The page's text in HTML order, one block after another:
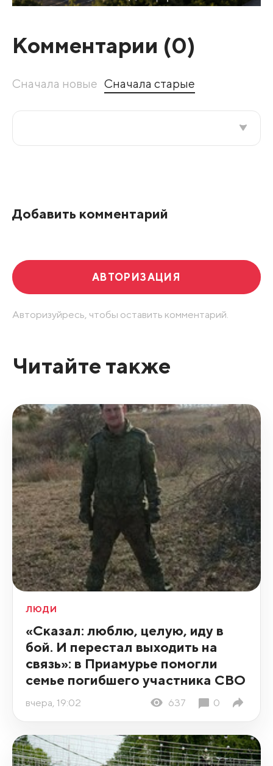
Комментарии (0)
Сначала новые Сначала старые
Добавить комментарий
АВТОРИЗАЦИЯ
Авторизуйресь, чтобы оставить комментарий.
Читайте также
ЛЮДИ
«Сказал: люблю, целую, иду в
бой. И перестал выходить на
связь»: в Приамурье помогли
семье погибшего участника СВО
вчера, 19:02 637 0